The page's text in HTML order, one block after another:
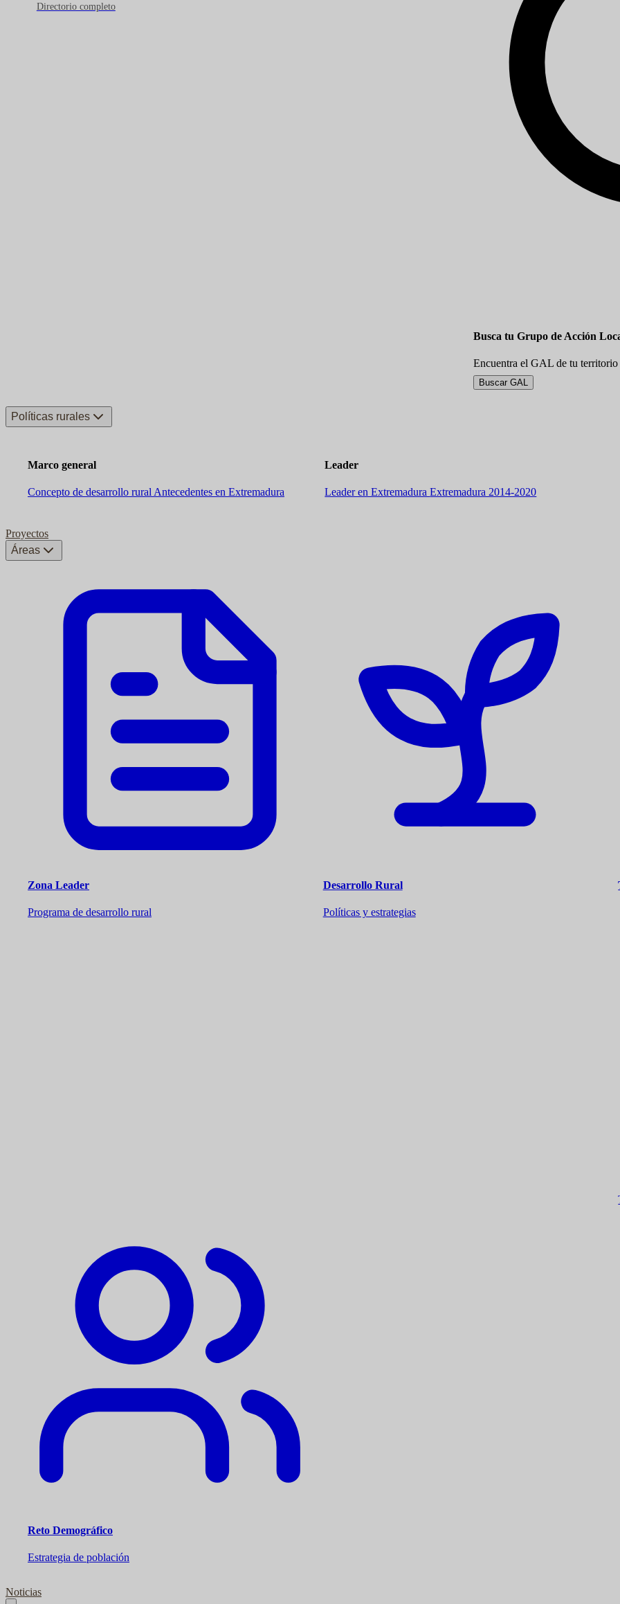
Directorio completo
Busca tu Grupo de Acción
Encuentra el GAL de tu territorio
Buscar GAL
Políticas rurales
Marco general
Concepto de desarrollo rural Antecedentes en Extremadura
Leader
Leader en ExtremaduraExtremadura 2014-2020
Proyectos
Áreas
Zona Leader
Programa de desarrollo rural
Desarrollo Rural
Políticas y estrategias
Reto Demográfico
Estrategia de población
Noticias